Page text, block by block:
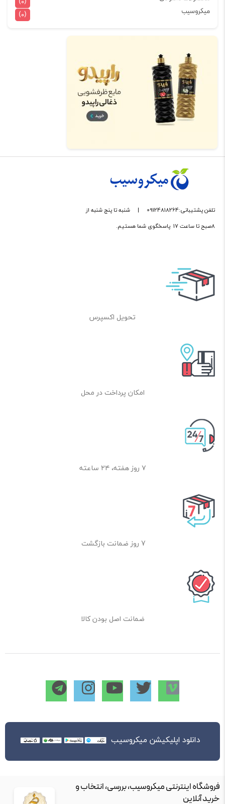
میکروسیب
(0)
تلفن پشتیبانی:09124818264 |
شنبه تا پنج شنبه از
8صبح تا ساعت 17 پاسخگوی شما هستیم.
تحویل اکسپرس
امکان پرداخت در محل
۷ روز هفته، ۲۴ ساعته
7 روز ضمانت بازگشت
ضمانت اصل بودن کالا
دانلود اپلیکیشن میکروسیب
فروشگاه اینترنتی میکروسیب، بررسی، انتخاب و
خرید آنلاین